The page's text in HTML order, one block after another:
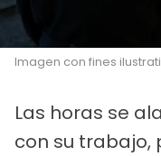
Imagen con fines
Las horas se
con su trabajo,